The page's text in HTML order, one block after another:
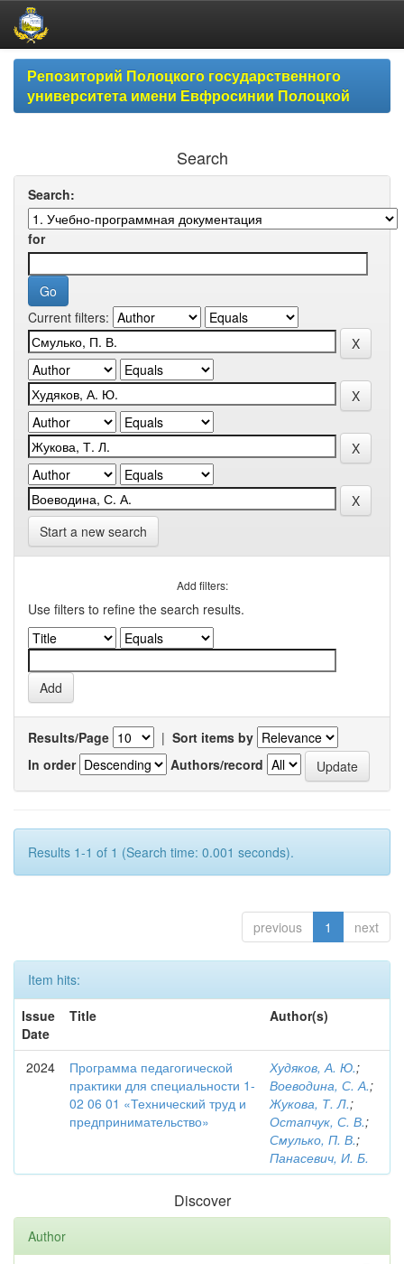
Skip
navigationРепозиторий Полоцкого государственного
университета имени Евфросинии Полоцкой
Search
Search:
for
Current filters:
Start a new search
Add filters:
Use filters to refine the search results.
Results/Page | Sort items by
In order
Authors/record
Results 1-1 of 1 (Search time: 0.001 seconds).
previous 1 next
Item hits:
Issue
Date
Title Author(s)
2024
Программа педагогической
практики для специальности 1-
02 06 01 «Технический труд и
предпринимательство»
Худяков, А. Ю.;
Воеводина, С. А.;
Жукова, Т. Л.;
Остапчук, С. В.;
Смулько, П. В.;
Панасевич, И. Б.
Discover
Author